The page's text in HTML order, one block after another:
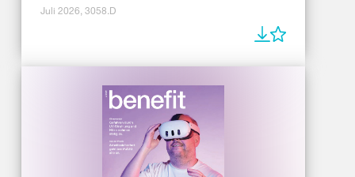
Juli 2026, 3058.D